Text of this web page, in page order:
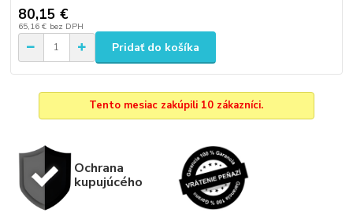
80,15 €
65,16 € bez DPH
Pridať do košíka
Tento mesiac zakúpili 10 zákazníci.
Ochrana
kupujúcého